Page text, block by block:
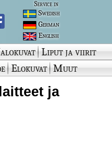
Service in
Swedish
German
English
Liput ja viirit
Elokuvat Muut
ja